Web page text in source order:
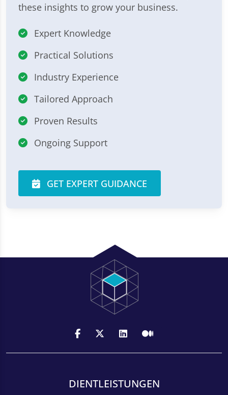
these insights to grow your business.
Expert Knowledge
Practical Solutions
Industry Experience
Tailored Approach
Proven Results
Ongoing Support
GET EXPERT GUIDANCE
DIENTLEISTUNGEN